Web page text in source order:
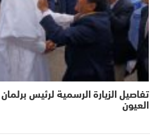
تفاصيل الزيارة الرسمية لرئيس
العيون